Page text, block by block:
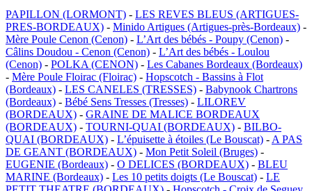
PAPILLON (LORMONT) - LES REVES BLEUS (ARTIGUES-
PRES-BORDEAUX) - Minido Artigues (Artigues-près-Bordeaux) -
Mère Poule Cenon (Cenon) - L’Art des bébés - Poupy (Cenon) -
Câlins Doudou - Cenon (Cenon) - L’Art des bébés - Loulou
(Cenon) - POLKA (CENON) - Les Cabanes Bordeaux (Bordeaux)
- Mère Poule Floirac (Floirac) - Hopscotch - Bassins à Flot
(Bordeaux) - LES CANELES (TRESSES) - Babynook Chartrons
(Bordeaux) - Bébé Sens Tresses (Tresses) - LILOREV
(BORDEAUX) - GRAINE DE MALICE BORDEAUX
(BORDEAUX) - TOURNI-QUAI (BORDEAUX) - BILBO-
QUAI (BORDEAUX) - L’épuisette à étoiles (Le Bouscat) - A PAS
DE GEANT (BORDEAUX) - Mon Petit Soleil (Bruges) -
EUGENIE (Bordeaux) - O DELICES (BORDEAUX) - BLEU
MARINE (Bordeaux) - Les 10 petits doigts (Le Bouscat) - LE